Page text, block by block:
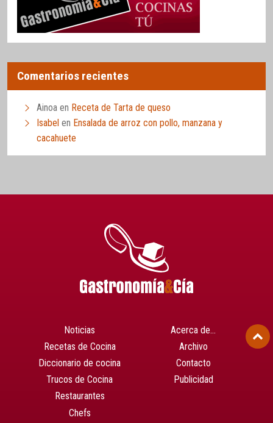
Comentarios recientes
Ainoa en Receta de Tarta de queso
Isabel en Ensalada de arroz con pollo, manzana y
cacahuete
Noticias
Recetas de Cocina
Diccionario de cocina
Trucos de Cocina
Restaurantes
Chefs
Acerca de…
Archivo
Contacto
Publicidad